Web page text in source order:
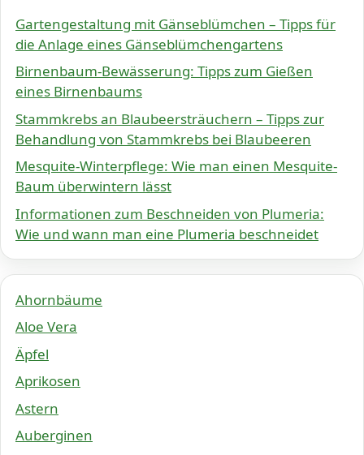
Gartengestaltung mit Gänseblümchen – Tipps für
die Anlage eines Gänseblümchengartens
Birnenbaum-Bewässerung: Tipps zum Gießen
eines Birnenbaums
Stammkrebs an Blaubeersträuchern – Tipps zur
Behandlung von Stammkrebs bei Blaubeeren
Mesquite-Winterpflege: Wie man einen Mesquite-
Baum überwintern lässt
Informationen zum Beschneiden von Plumeria:
Wie und wann man eine Plumeria beschneidet
Ahornbäume
Aloe Vera
Äpfel
Aprikosen
Astern
Auberginen